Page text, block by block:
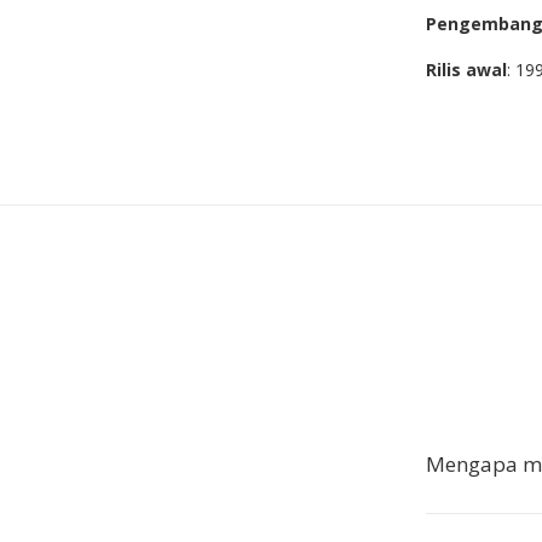
Pengembang
Rilis awal:
Mengapa